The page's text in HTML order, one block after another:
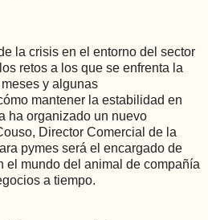
la crisis en el entorno del sector
retos a los que se enfrenta la
y algunas
mantener la estabilidad en
ha organizado un nuevo
Director Comercial de la
pymes será el encargado de
el mundo del animal de compañía
a tiempo.